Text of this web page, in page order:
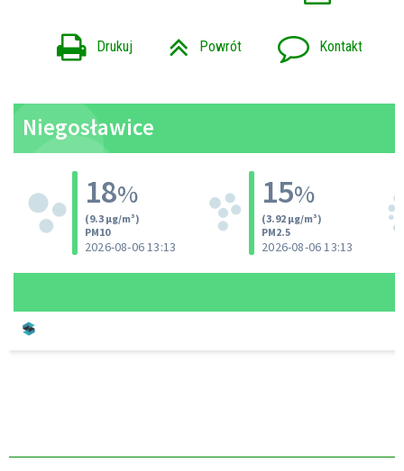
Drukuj Powrót Kontakt